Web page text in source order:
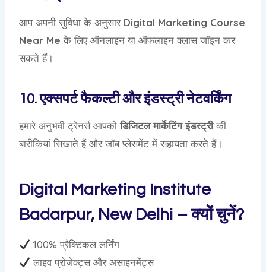
आप अपनी सुविधा के अनुसार Digital Marketing Course
Near Me के लिए ऑनलाइन या ऑफलाइन क्लास जॉइन कर
सकते हैं।
10. एक्सपर्ट फैकल्टी और इंडस्ट्री नेटवर्किंग
हमारे अनुभवी ट्रेनर्स आपकोडिजिटल मार्केटिंग इंडस्ट्रीकी
बारीकियां सिखाते हैं और जॉब प्लेसमेंट में सहायता करते हैं।
Digital Marketing Institute
Badarpur, New Delhi – क्यों चुनें?
100% प्रैक्टिकल लर्निंग
लाइव प्रोजेक्ट्स और असाइनमेंट्स